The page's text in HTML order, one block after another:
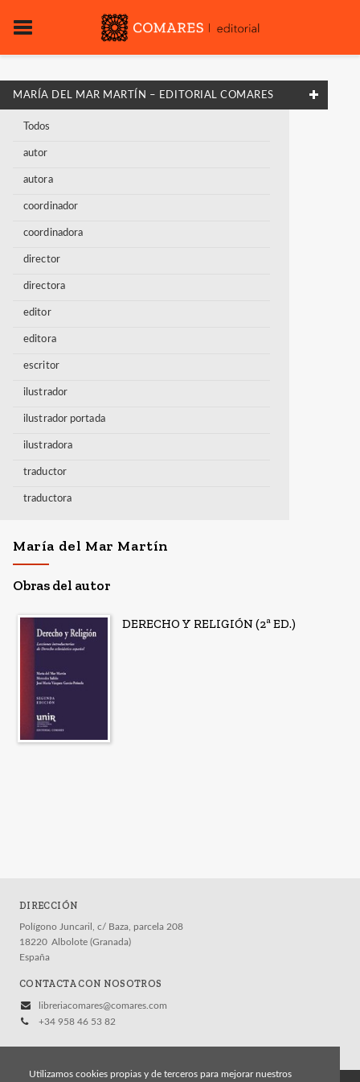
MARÍA DEL MAR MARTÍN – EDITORIAL COMARES
Todos
autor
autora
coordinador
coordinadora
director
directora
editor
editora
escritor
ilustrador
ilustrador portada
ilustradora
traductor
traductora
María del Mar Martín
Obras del autor
DERECHO Y RELIGIÓN (2ª ED.)
DIRECCIÓN
Polígono Juncaril, c/ Baza, parcela 208
18220 Albolote (Granada)
España
CONTACTA CON NOSOTROS
libreriacomares@comares.com
+34 958 46 53 82
Utilizamos cookies propias y de terceros para mejorar nuestros